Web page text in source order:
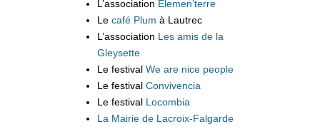
L’association Elemen’terre
Le café Plum à Lautrec
L’association Les amis de la
Gleysette
Le festival We are nice people
Le festival Convivencia
Le festival Locombia
La Mairie de Lacroix-Falgarde